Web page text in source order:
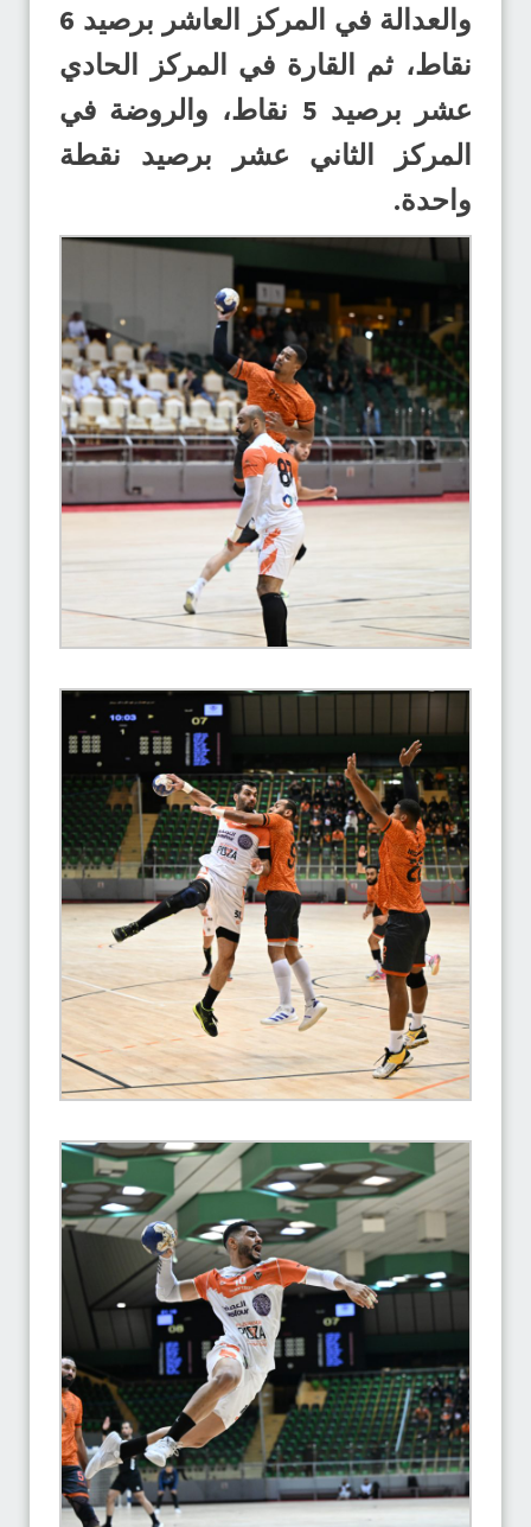
والعدالة في المركز العاشر برصيد 6
نقاط، ثم القارة في المركز الحادي
عشر برصيد 5 نقاط، والروضة في
المركز الثاني عشر برصيد نقطة
واحدة.